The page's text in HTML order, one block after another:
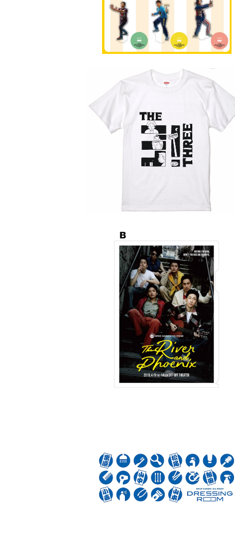
【THE3名様】特製Tシャツ（ホワイト）
¥3,500
劇団スパイスガーデン第11回公演「リバー＆フ
ェニックス」特製クリアファイルB
¥500
「DRESSING ROOM」特製手ぬぐい
¥1,000